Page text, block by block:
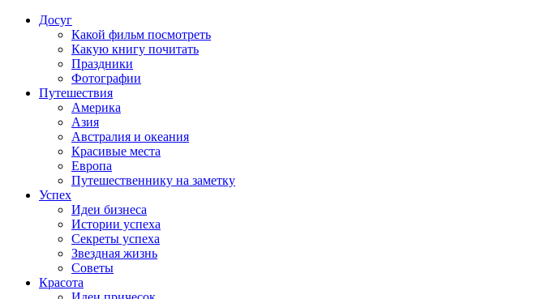
Досуг
Какой фильм посмотреть
Какую книгу почитать
Праздники
Фотографии
Путешествия
Америка
Азия
Австралия и океания
Красивые места
Европа
Путешественнику на заметку
Успех
Идеи бизнеса
Истории успеха
Секреты успеха
Звездная жизнь
Советы
Красота